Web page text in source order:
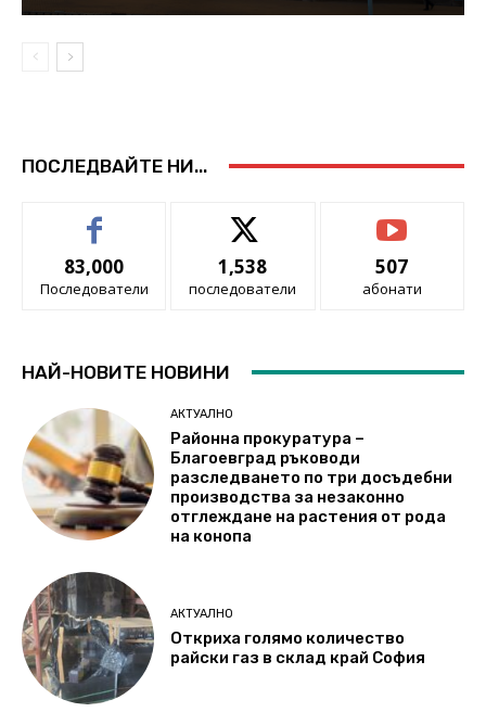
ПОСЛЕДВАЙТЕ НИ...
83,000
Последователи
1,538
последователи
507
абонати
НАЙ-НОВИТЕ НОВИНИ
АКТУАЛНО
Районна прокуратура –
Благоевград ръководи
разследването по три досъдебни
производства за незаконно
отглеждане на растения от рода
на конопа
АКТУАЛНО
Откриха голямо количество
райски газ в склад край София